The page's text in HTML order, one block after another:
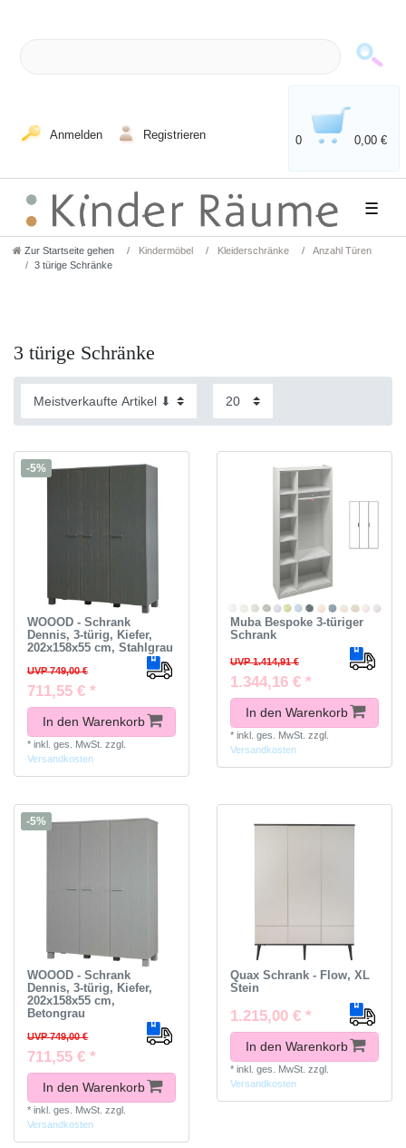
Anmelden Registrieren 0 0,00 €
☰
Zur Startseite gehen Kindermöbel Kleiderschränke
Anzahl Türen
3 türige Schränke
3 türige Schränke
-5%
WOOOD - Schrank
Dennis, 3-türig, Kiefer,
202x158x55 cm, Stahlgrau
UVP 749,00 €
711,55 € *
In den Warenkorb
* inkl. ges. MwSt. zzgl.
Versandkosten
Muba Bespoke 3-türiger
Schrank
UVP 1.414,91 €
1.344,16 € *
In den Warenkorb
* inkl. ges. MwSt. zzgl.
Versandkosten
-5%
WOOOD - Schrank
Dennis, 3-türig, Kiefer,
202x158x55 cm,
Betongrau
UVP 749,00 €
711,55 € *
In den Warenkorb
* inkl. ges. MwSt. zzgl.
Versandkosten
Quax Schrank - Flow, XL
Stein
1.215,00 € *
In den Warenkorb
* inkl. ges. MwSt. zzgl.
Versandkosten